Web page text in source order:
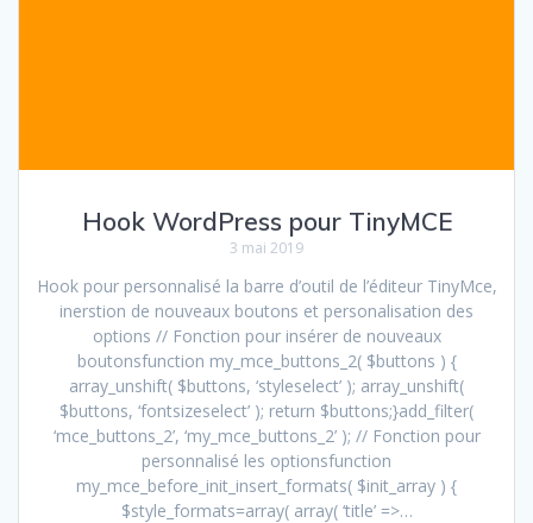
Hook WordPress pour TinyMCE
3 mai 2019
Hook pour personnalisé la barre d’outil de l’éditeur TinyMce,
inerstion de nouveaux boutons et personalisation des
options // Fonction pour insérer de nouveaux
boutonsfunction my_mce_buttons_2( $buttons ) {
array_unshift( $buttons, ‘styleselect’ ); array_unshift(
$buttons, ‘fontsizeselect’ ); return $buttons;}add_filter(
‘mce_buttons_2’, ‘my_mce_buttons_2’ ); // Fonction pour
personnalisé les optionsfunction
my_mce_before_init_insert_formats( $init_array ) {
$style_formats=array( array( ‘title’ =>…